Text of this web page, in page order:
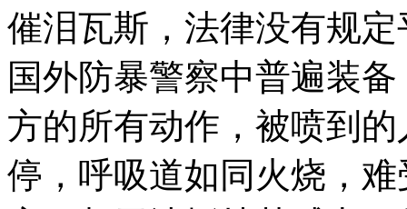
催泪瓦斯，法律没有规
国外防暴警察中普遍装
方的所有动作，被喷到
停，呼吸道如同火烧，